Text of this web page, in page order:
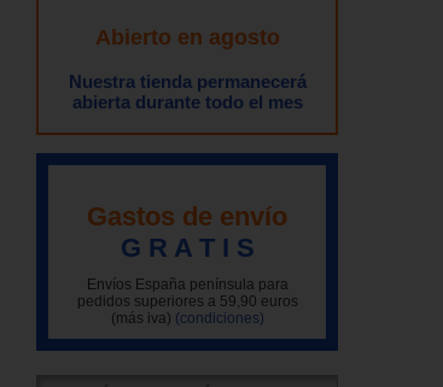
Abierto en agosto
Nuestra tienda permanecerá
abierta durante todo el mes
Gastos de envío
G R A T I S
Envíos España península para
pedidos superiores a 59,90 euros
(más iva) (condiciones)